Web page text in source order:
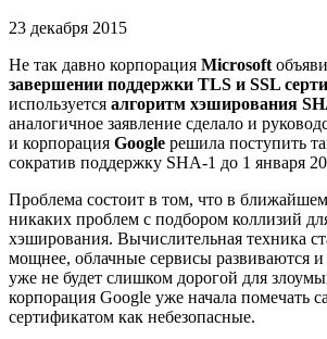
23 декабря 2015
Не так давно корпорация Microsoft
завершении поддержки TLS и SSL
используется алгоритм хэширования
аналогичное заявление сделало и
и корпорация Google решила поступить
сократив поддержку SHA-1 до 1 января
Проблема состоит в том, что в
никаких проблем с подбором коллизий
хэширования. Вычислительная техника
мощнее, облачные сервисы развиваются
уже не будет слишком дорогой для
корпорация Google уже начала помечать
сертификатом как небезопасные.